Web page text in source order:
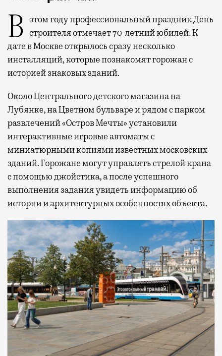
В этом году профессиональный праздник День строителя отмечает 70-летний юбилей. К
дате в Москве открылось сразу несколько
инсталляций, которые познакомят горожан с
историей знаковых зданий.
Около Центрального детского магазина на
Лубянке, на Цветном бульваре и рядом с парком
развлечений «Остров Мечты» установили
интерактивные игровые автоматы с
миниатюрными копиями известных московских
зданий. Горожане могут управлять стрелой крана
с помощью джойстика, а после успешного
выполнения задания увидеть информацию об
истории и архитектурных особенностях объекта.